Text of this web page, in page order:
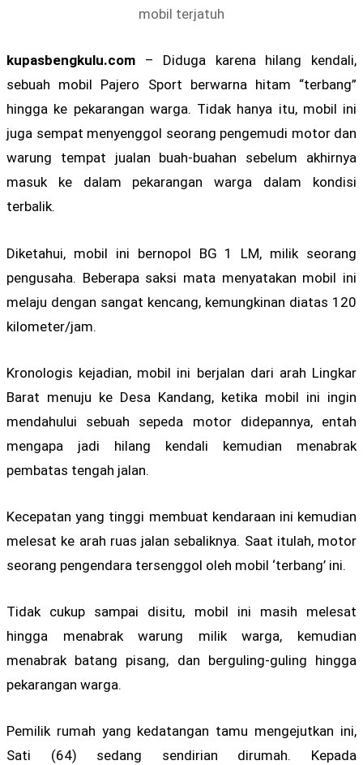
mobil terjatuh
kupasbengkulu.com – Diduga karena hilang kendali,
sebuah mobil Pajero Sport berwarna hitam “terbang”
hingga ke pekarangan warga. Tidak hanya itu, mobil ini
juga sempat menyenggol seorang pengemudi motor dan
warung tempat jualan buah-buahan sebelum akhirnya
masuk ke dalam pekarangan warga dalam kondisi
terbalik.
Diketahui, mobil ini bernopol BG 1 LM, milik seorang
pengusaha. Beberapa saksi mata menyatakan mobil ini
melaju dengan sangat kencang, kemungkinan diatas 120
kilometer/jam.
Kronologis kejadian, mobil ini berjalan dari arah Lingkar
Barat menuju ke Desa Kandang, ketika mobil ini ingin
mendahului sebuah sepeda motor didepannya, entah
mengapa jadi hilang kendali kemudian menabrak
pembatas tengah jalan.
Kecepatan yang tinggi membuat kendaraan ini kemudian
melesat ke arah ruas jalan sebaliknya. Saat itulah, motor
seorang pengendara tersenggol oleh mobil ‘terbang’ ini.
Tidak cukup sampai disitu, mobil ini masih melesat
hingga menabrak warung milik warga, kemudian
menabrak batang pisang, dan berguling-guling hingga
pekarangan warga.
Pemilik rumah yang kedatangan tamu mengejutkan ini,
Sati (64) sedang sendirian dirumah. Kepada